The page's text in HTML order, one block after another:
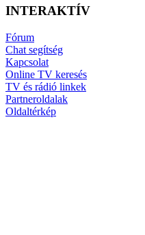
INTERAKTÍV
Fórum
Chat segítség
Kapcsolat
Online TV keresés
TV és rádió linkek
Partneroldalak
Oldaltérkép